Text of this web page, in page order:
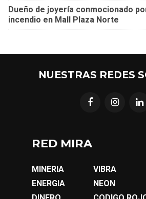
Dueño de joyería conmocionado
incendio en Mall Plaza Norte
NUESTRAS REDES
RED MIRA
MINERIA
ENERGIA
VIBRA
NEON